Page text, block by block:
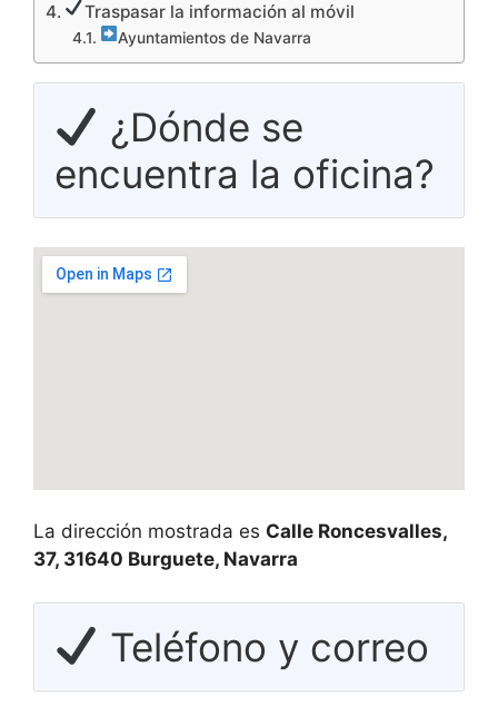
Traspasar la información al móvil
Ayuntamientos de Navarra
¿Dónde se
encuentra la oficina?
La dirección mostrada es Calle Roncesvalles,
37, 31640 Burguete, Navarra
Teléfono y correo